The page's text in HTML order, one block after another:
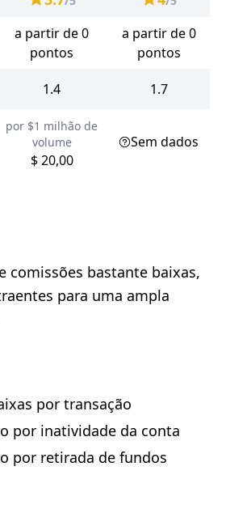
a partir de 0
pontos
a partir de 0
pontos
1.4 1.7
por $1 milhão de
volume
$ 20,00
Sem dados
comissões bastante baixas,
para uma ampla
por transação
por inatividade da conta
por retirada de fundos